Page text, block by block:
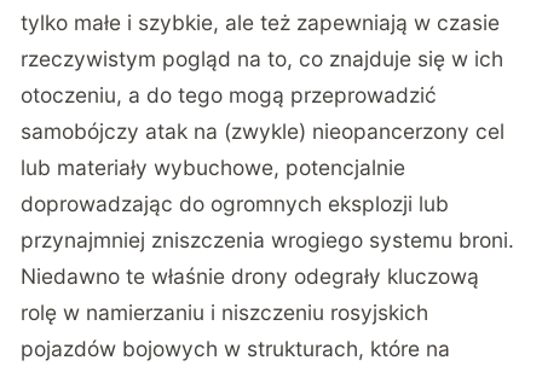
tylko małe i szybkie, ale też zapewniają w czasie
rzeczywistym pogląd na to, co znajduje się w ich
otoczeniu, a do tego mogą przeprowadzić
samobójczy atak na (zwykle) nieopancerzony cel
lub materiały wybuchowe, potencjalnie
doprowadzając do ogromnych eksplozji lub
przynajmniej zniszczenia wrogiego systemu broni.
Niedawno te właśnie drony odegrały kluczową
rolę w namierzaniu i niszczeniu rosyjskich
pojazdów bojowych w strukturach, które na